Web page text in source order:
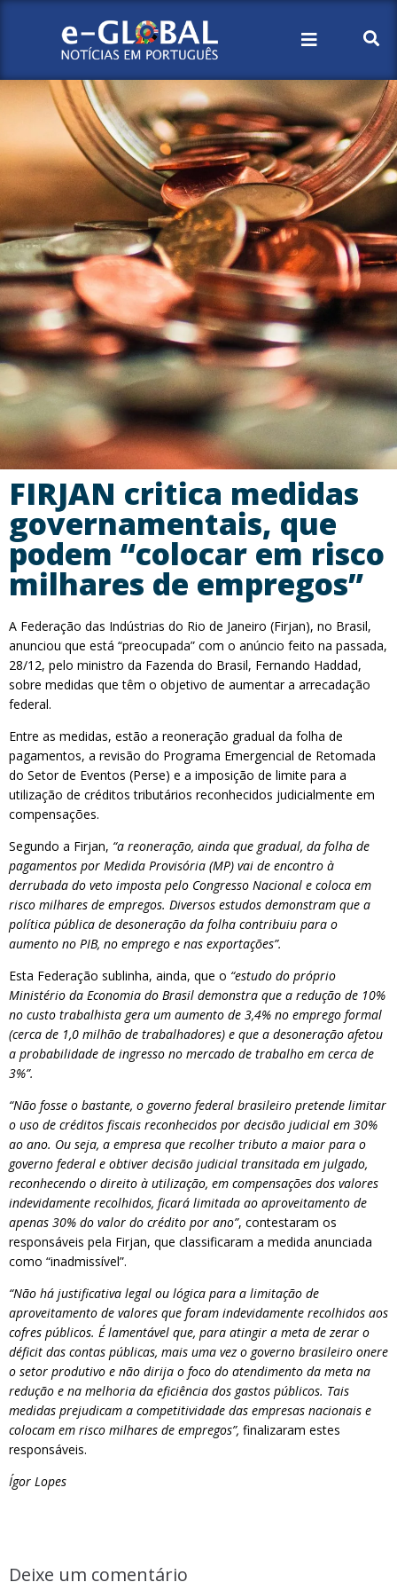
FIRJAN critica medidas
governamentais, que
podem “colocar em risco
milhares de empregos”
A Federação das Indústrias do Rio de Janeiro (Firjan), no Brasil,
anunciou que está “preocupada” com o anúncio feito na passada,
28/12, pelo ministro da Fazenda do Brasil, Fernando Haddad,
sobre medidas que têm o objetivo de aumentar a arrecadação
federal.
Entre as medidas, estão a reoneração gradual da folha de
pagamentos, a revisão do Programa Emergencial de Retomada
do Setor de Eventos (Perse) e a imposição de limite para a
utilização de créditos tributários reconhecidos judicialmente em
compensações.
Segundo a Firjan, “a reoneração, ainda que gradual, da folha de
pagamentos por Medida Provisória (MP) vai de encontro à
derrubada do veto imposta pelo Congresso Nacional e coloca em
risco milhares de empregos. Diversos estudos demonstram que a
política pública de desoneração da folha contribuiu para o
aumento no PIB, no emprego e nas exportações”.
Esta Federação sublinha, ainda, que o “estudo do próprio
Ministério da Economia do Brasil demonstra que a redução de 10%
no custo trabalhista gera um aumento de 3,4% no emprego formal
(cerca de 1,0 milhão de trabalhadores) e que a desoneração afetou
a probabilidade de ingresso no mercado de trabalho em cerca de
3%”.
“Não fosse o bastante, o governo federal brasileiro pretende limitar
o uso de créditos fiscais reconhecidos por decisão judicial em 30%
ao ano. Ou seja, a empresa que recolher tributo a maior para o
governo federal e obtiver decisão judicial transitada em julgado,
reconhecendo o direito à utilização, em compensações dos valores
indevidamente recolhidos, ficará limitada ao aproveitamento de
apenas 30% do valor do crédito por ano”, contestaram os
responsáveis pela Firjan, que classificaram a medida anunciada
como “inadmissível”.
“Não há justificativa legal ou lógica para a limitação de
aproveitamento de valores que foram indevidamente recolhidos aos
cofres públicos. É lamentável que, para atingir a meta de zerar o
déficit das contas públicas, mais uma vez o governo brasileiro onere
o setor produtivo e não dirija o foco do atendimento da meta na
redução e na melhoria da eficiência dos gastos públicos. Tais
medidas prejudicam a competitividade das empresas nacionais e
colocam em risco milhares de empregos”, finalizaram estes
responsáveis.
Ígor Lopes
Deixe um comentário